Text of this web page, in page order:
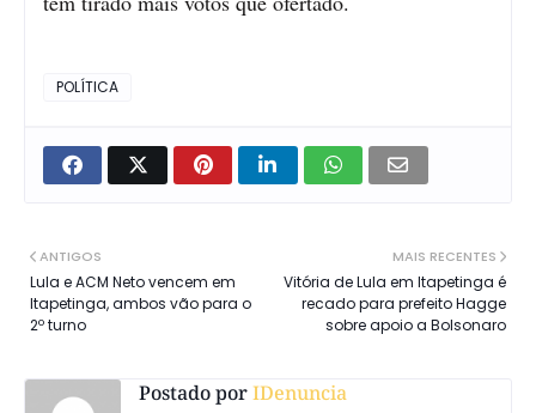
POLÍTICA
MAIS RECENTES
Vitória de Lula em Itapetinga é
recado para prefeito Hagge
sobre apoio a Bolsonaro
ANTIGOS
Lula e ACM Neto vencem em
Itapetinga, ambos vão para o
2º turno
Postado porIDenuncia